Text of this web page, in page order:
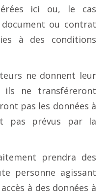
ici ou, le cas
ou contrat
à des conditions
ne donnent leur
ils ne transféreront
pas les données à
pas prévus par la
prendra des
personne agissant
à des données à